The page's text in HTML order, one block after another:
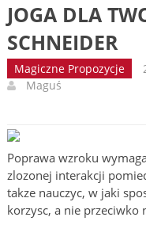
JOGA DLA
SCHNEIDER
Magiczne Propozycje
Maguś
Poprawa wzroku
zlozonej interakcji
takze nauczyc, w jaki
korzysc, a nie przeciwko